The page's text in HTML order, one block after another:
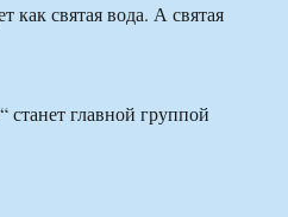
как святая вода. А святая
главной группой